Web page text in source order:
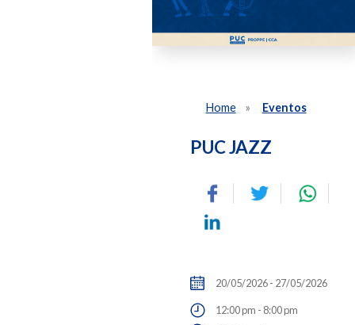
Home Eventos
PUC JAZZ
20/05/2026 - 27/05/2026
12:00 pm - 8:00 pm